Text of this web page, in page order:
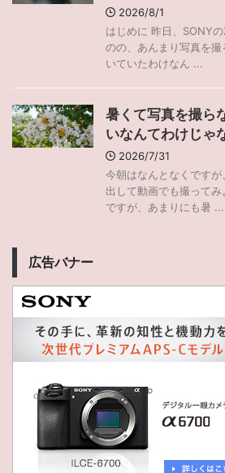
2026/8/1
はじめに 昨日、SONY
のの、あんまり写真を
いていたわけなん ...
暑くて写真を撮ら
いなんてわけじゃ
2026/7/31
今朝はなんとなくです
出して動画でも撮って
ですが、あまりにも暑 ...
広告バナー